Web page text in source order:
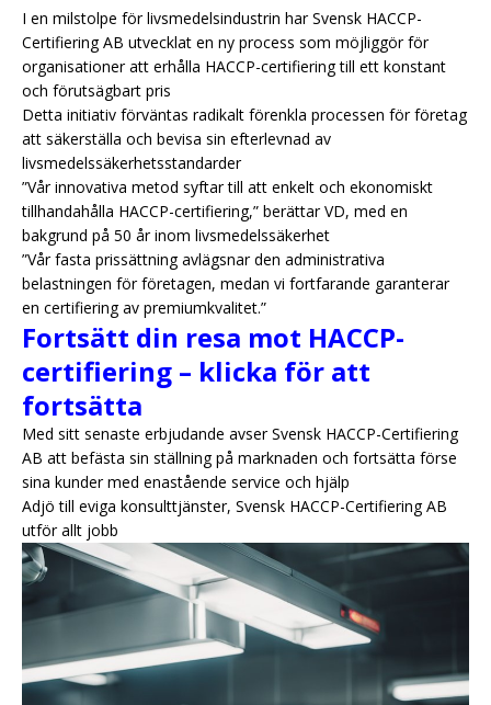
I en milstolpe för livsmedelsindustrin har Svensk HACCP-
Certifiering AB utvecklat en ny process som möjliggör för
organisationer att erhålla HACCP-certifiering till ett konstant
och förutsägbart pris
Detta initiativ förväntas radikalt förenkla processen för företag
att säkerställa och bevisa sin efterlevnad av
livsmedelssäkerhetsstandarder
”Vår innovativa metod syftar till att enkelt och ekonomiskt
tillhandahålla HACCP-certifiering,” berättar VD, med en
bakgrund på 50 år inom livsmedelssäkerhet
”Vår fasta prissättning avlägsnar den administrativa
belastningen för företagen, medan vi fortfarande garanterar
en certifiering av premiumkvalitet.”
Fortsätt din resa mot HACCP-
certifiering – klicka för att
fortsätta
Med sitt senaste erbjudande avser Svensk HACCP-Certifiering
AB att befästa sin ställning på marknaden och fortsätta förse
sina kunder med enastående service och hjälp
Adjö till eviga konsulttjänster, Svensk HACCP-Certifiering AB
utför allt jobb